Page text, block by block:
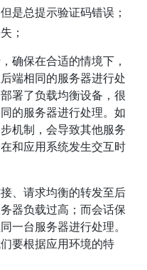
是总提示验证码错误；
；
确保在合适的情境下，
端相同的服务器进行处
署了负载均衡设备，很
的服务器进行处理。如
机制，会导致其他服务
和应用系统发生交互时
、请求均衡的转发至后
器负载过高；而会话保
一台服务器进行处理。
要根据应用环境的特